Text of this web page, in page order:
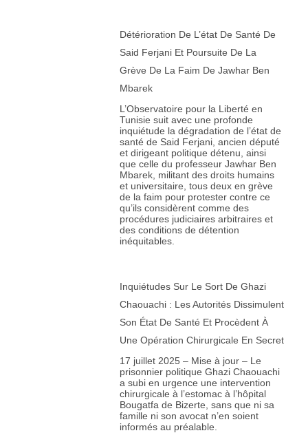
Détérioration De L’état De Santé De
Said Ferjani Et Poursuite De La
Grève De La Faim De Jawhar Ben
Mbarek
L’Observatoire pour la Liberté en
Tunisie suit avec une profonde
inquiétude la dégradation de l’état de
santé de Said Ferjani, ancien député
et dirigeant politique détenu, ainsi
que celle du professeur Jawhar Ben
Mbarek, militant des droits humains
et universitaire, tous deux en grève
de la faim pour protester contre ce
qu’ils considèrent comme des
procédures judiciaires arbitraires et
des conditions de détention
inéquitables.
Inquiétudes Sur Le Sort De Ghazi
Chaouachi : Les Autorités Dissimulent
Son État De Santé Et Procèdent À
Une Opération Chirurgicale En Secret
17 juillet 2025 – Mise à jour – Le
prisonnier politique Ghazi Chaouachi
a subi en urgence une intervention
chirurgicale à l’estomac à l’hôpital
Bougatfa de Bizerte, sans que ni sa
famille ni son avocat n’en soient
informés au préalable.